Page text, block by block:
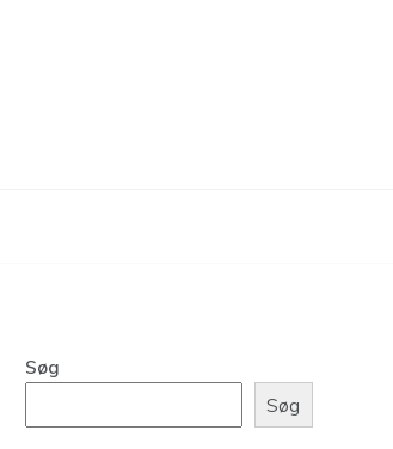
Søg
Søg